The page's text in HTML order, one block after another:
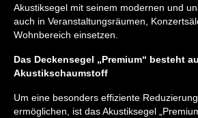
Akustiksegel mit seinem modernen und
auch in Veranstaltungsräumen,
Wohnbereich einsetzen.
Das Deckensegel „Premium“ besteht
Akustikschaumstoff
Um eine besonders effiziente
ermöglichen, ist das Akustiksegel